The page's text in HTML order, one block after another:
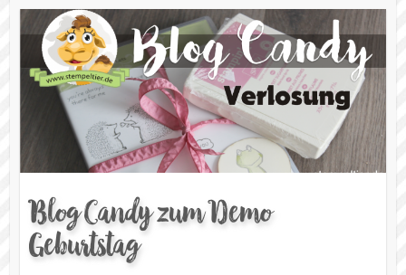
Blog Candy zum Demo
Geburtstag